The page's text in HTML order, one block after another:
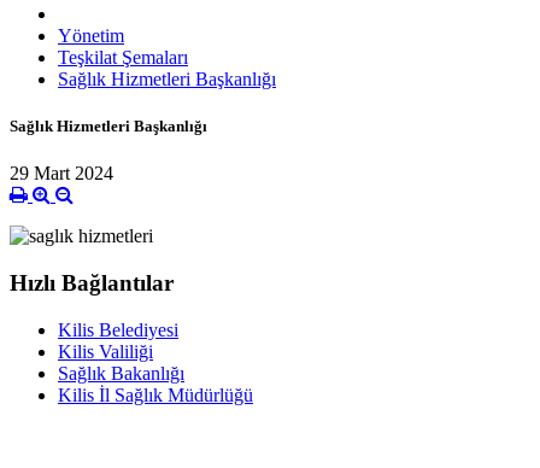
Yönetim
Teşkilat Şemaları
Sağlık Hizmetleri Başkanlığı
Sağlık Hizmetleri Başkanlığı
29 Mart 2024
Hızlı Bağlantılar
Kilis Belediyesi
Kilis Valiliği
Sağlık Bakanlığı
Kilis İl Sağlık Müdürlüğü